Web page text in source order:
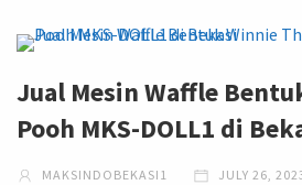
Jual Mesin Waffle
Pooh MKS-DOLL1 di
MAKSINDOBEKASI1 JULY 26,